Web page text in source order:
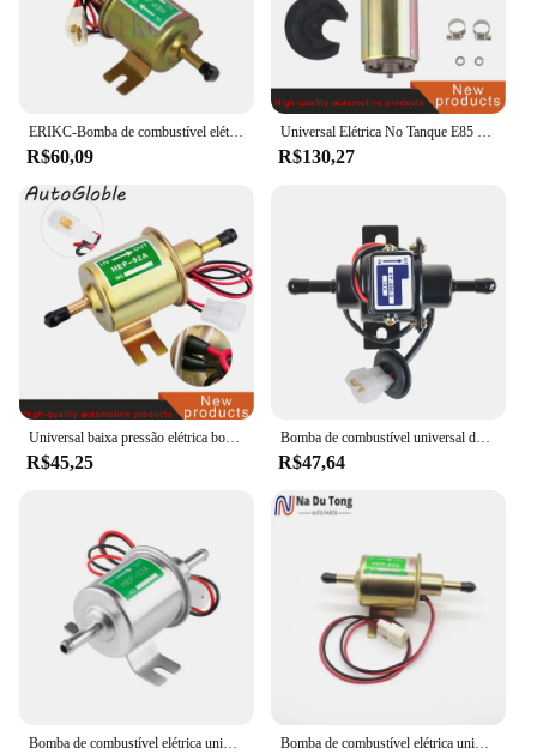
R$60,09 R$130,27
R$45,25
Bomba de combustível universal do carro bonde, diesel, gasolina, EP500-0, 035000-0460, 1258552031, 125, EP-500-0, 12V
R$47,64
Bomba de combustível elétrica universal, diesel, gasolina, gasolina, baixa pressão para a maioria dos carros, carburador, motocicleta, ATV, HEP-02A, 12V